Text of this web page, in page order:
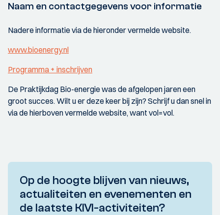
Naam en contactgegevens voor informatie
Nadere informatie via de hieronder vermelde website.
www.bioenergy.nl
Programma + inschrijven
De Praktijkdag Bio-energie was de afgelopen jaren een
groot succes. Wilt u er deze keer bij zijn? Schrijf u dan snel in
via de hierboven vermelde website, want vol=vol.
Op de hoogte blijven van nieuws,
actualiteiten en evenementen en
de laatste KIVI-activiteiten?